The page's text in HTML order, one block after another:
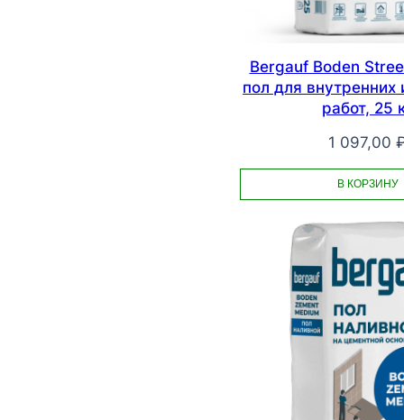
Bergauf Boden
пол для
работ, 25
1 097,00
В КОРЗИНУ